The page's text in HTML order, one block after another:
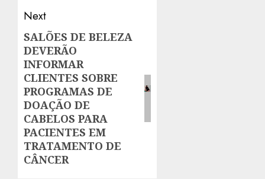
Next
Next
post:
SALÕES DE BELEZA
DEVERÃO
INFORMAR
CLIENTES SOBRE
PROGRAMAS DE
DOAÇÃO DE
CABELOS PARA
PACIENTES EM
TRATAMENTO DE
CÂNCER